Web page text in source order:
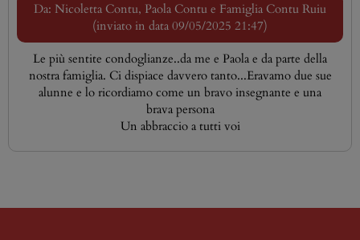
Da: Nicoletta Contu, Paola Contu e Famiglia Contu Ruiu
(inviato in data 09/05/2025 21:47)
Le più sentite condoglianze..da me e Paola e da parte della
nostra famiglia. Ci dispiace davvero tanto...Eravamo due sue
alunne e lo ricordiamo come un bravo insegnante e una
brava persona
Un abbraccio a tutti voi